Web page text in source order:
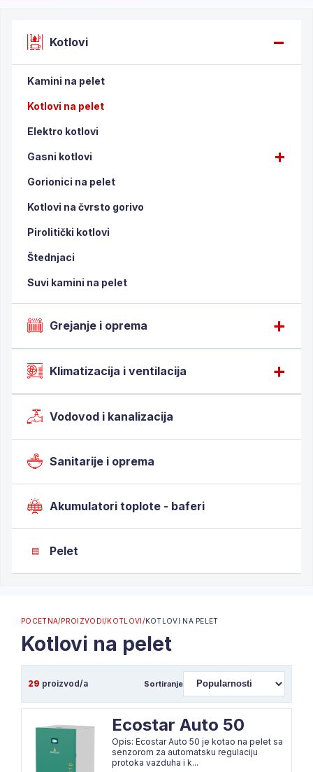
Kotlovi
Kamini na pelet
Kotlovi na pelet
Elektro kotlovi
Gasni kotlovi
Gorionici na pelet
Kotlovi na čvrsto gorivo
Pirolitički kotlovi
Štednjaci
Suvi kamini na pelet
Grejanje i oprema
Klimatizacija i ventilacija
Vodovod i kanalizacija
Sanitarije i oprema
Akumulatori toplote - baferi
▤ Pelet
POCETNA/PROIZVODI/KOTLOVI/KOTLOVI NA PELET
Kotlovi na pelet
29 proizvod/a Sortiranje
Ecostar Auto 50
Opis: Ecostar Auto 50 je kotao na pelet sa
senzorom za automatsku regulaciju
protoka vazduha i k...